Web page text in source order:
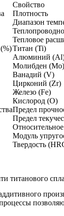
Свойство
Плотность
Диапазон
Тепловое
Титан (Ti)
Алюминий
Молибден (Mo)
Ванадий (V)
Цирконий (Zr)
Железо (Fe)
Кислород (O)
Предел
Предел
Модуль
Твердость
титанового